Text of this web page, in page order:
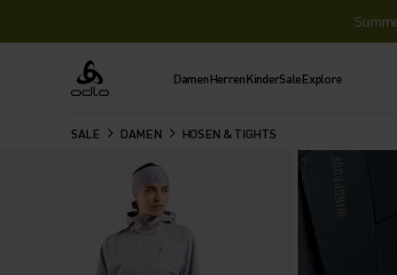
Odlo DamenHerrenKinderSaleExplore
SALE DAMEN HOSEN & TIGHTS